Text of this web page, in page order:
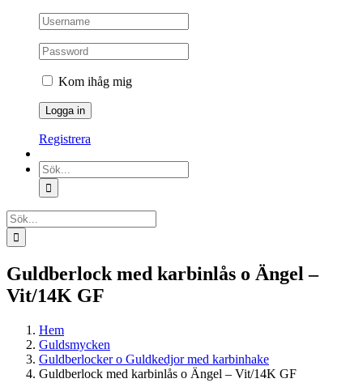
Kom ihåg mig
Registrera
Sök
efter:
Sök
efter:
Guldberlock med karbinlås o Ängel –
Vit/14K GF
Hem
Guldsmycken
Guldberlocker o Guldkedjor med karbinhake
Guldberlock med karbinlås o Ängel – Vit/14K GF